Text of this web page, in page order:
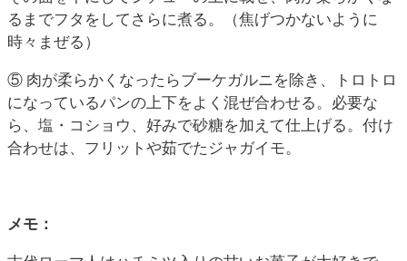
るまでフタをしてさらに煮る。（焦げつかないように
時々まぜる）
⑤ 肉が柔らかくなったらブーケガルニを除き、トロトロ
になっているパンの上下をよく混ぜ合わせる。必要な
ら、塩・コショウ、好みで砂糖を加えて仕上げる。付け
合わせは、フリットや茹でたジャガイモ。
メモ：